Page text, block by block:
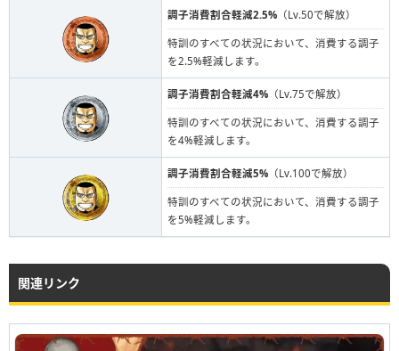
調子消費割合軽減2.5% （Lv.50で解放）
特訓のすべての状況において、消費する調子
を2.5%軽減します。
調子消費割合軽減4% （Lv.75で解放）
特訓のすべての状況において、消費する調子
を4%軽減します。
調子消費割合軽減5% （Lv.100で解放）
特訓のすべての状況において、消費する調子
を5%軽減します。
関連リンク